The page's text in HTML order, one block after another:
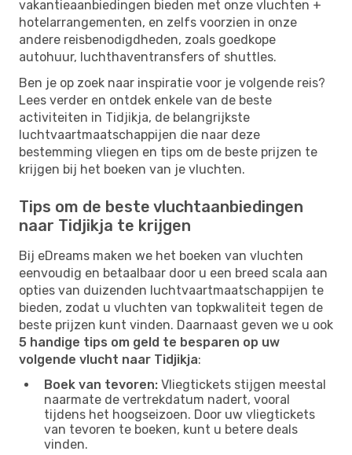
vakantieaanbiedingen bieden met onze vluchten +
hotelarrangementen, en zelfs voorzien in onze
andere reisbenodigdheden, zoals goedkope
autohuur, luchthaventransfers of shuttles.
Ben je op zoek naar inspiratie voor je volgende reis?
Lees verder en ontdek enkele van de beste
activiteiten in Tidjikja, de belangrijkste
luchtvaartmaatschappijen die naar deze
bestemming vliegen en tips om de beste prijzen te
krijgen bij het boeken van je vluchten.
Tips om de beste vluchtaanbiedingen
naar Tidjikja te krijgen
Bij eDreams maken we het boeken van vluchten
eenvoudig en betaalbaar door u een breed scala aan
opties van duizenden luchtvaartmaatschappijen te
bieden, zodat u vluchten van topkwaliteit tegen de
beste prijzen kunt vinden. Daarnaast geven we u ook
5 handige tips om geld te besparen op uw
volgende vlucht naar Tidjikja:
Boek van tevoren: Vliegtickets stijgen meestal
naarmate de vertrekdatum nadert, vooral
tijdens het hoogseizoen. Door uw vliegtickets
van tevoren te boeken, kunt u betere deals
vinden.